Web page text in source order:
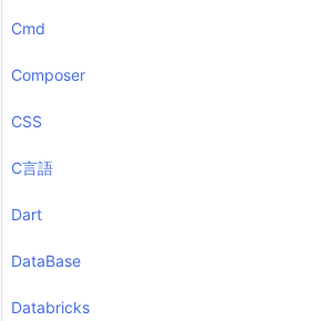
Cmd
Composer
CSS
C言語
Dart
DataBase
Databricks